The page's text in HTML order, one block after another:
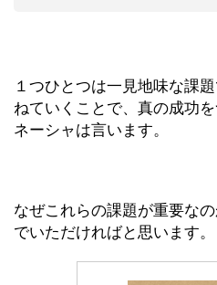
１つひとつは一見地味な課
ねていくことで、真の成功
ネーシャは言います。
なぜこれらの課題が重要な
でいただければと思います。